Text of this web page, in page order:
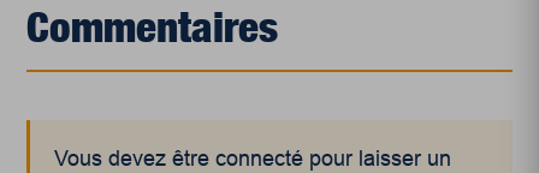
Commentaires
Vous devez être connecté pour laisser un